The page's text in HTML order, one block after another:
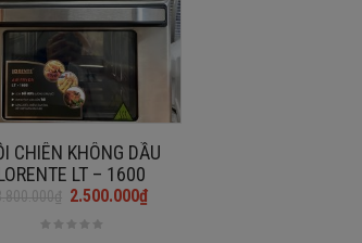
CHIÊN KHÔNG DẦU
LT – 1600
₫ 2.500.000₫